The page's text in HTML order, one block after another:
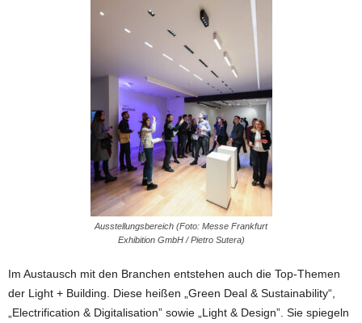
Ausstellungsbereich (Foto: Messe Frankfurt
Exhibition GmbH / Pietro Sutera)
Im Austausch mit den Branchen entstehen auch die Top-Themen
der Light + Building. Diese heißen „Green Deal & Sustainability“,
„Electrification & Digitalisation” sowie „Light & Design”. Sie spiegeln